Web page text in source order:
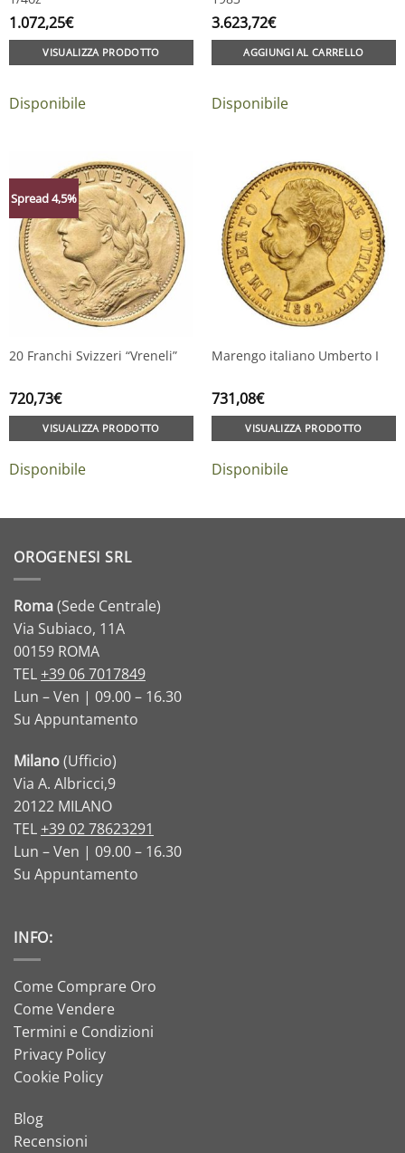
1.072,25€
VISUALIZZA PRODOTTO
Disponibile
3.623,72€
AGGIUNGI AL CARRELLO
Disponibile
Spread 4,5%
20 Franchi Svizzeri “Vreneli”
720,73€
VISUALIZZA PRODOTTO
Disponibile
Marengo italiano Umberto I
731,08€
VISUALIZZA PRODOTTO
Disponibile
OROGENESI SRL
Roma(Sede Centrale)
Via Subiaco, 11A
00159 ROMA
TEL+39 06 7017849
Lun – Ven | 09.00 – 16.30
Su Appuntamento
Milano(Ufficio)
Via A. Albricci,9
20122 MILANO
TEL+39 02 78623291
Lun – Ven | 09.00 – 16.30
Su Appuntamento
INFO:
Come Comprare Oro
Come Vendere
Termini e Condizioni
Privacy Policy
Cookie Policy
Blog
Recensioni